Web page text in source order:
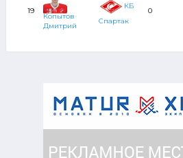
19
Копытов
Дмитрий
КБ
Спартак
0